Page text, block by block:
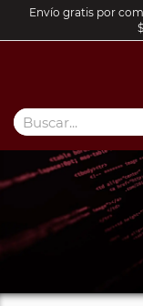
Envío gratis por